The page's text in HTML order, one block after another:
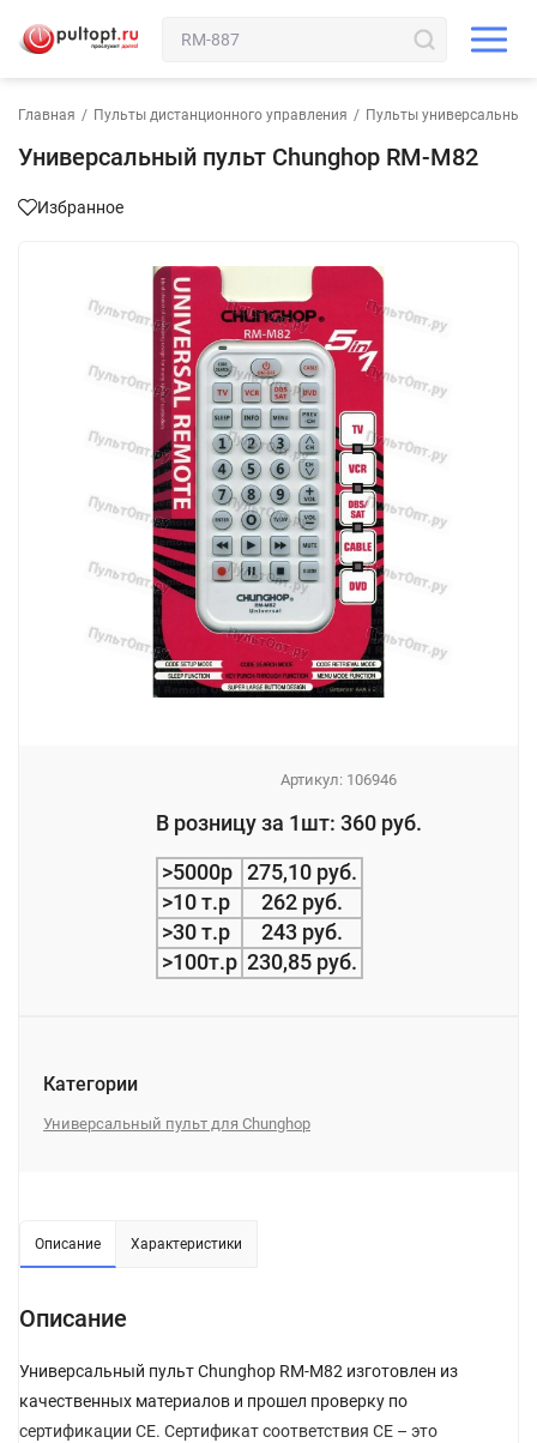
Главная / Пульты дистанционного управления / Пульты универсальные
Универсальный пульт Chunghop RM-M82
Избранное
Артикул: 106946
В розницу за 1шт: 360 руб.
>5000р 275,10 руб.
>10 т.р
262 руб.
>30 т.р
243 руб.
>100т.р 230,85 руб.
Категории
Универсальный пульт для Chunghop
Описание Характеристики
Описание
Универсальный пульт Chunghop RM-M82 изготовлен из
качественных материалов и прошел проверку по
сертификации CE. Сертификат соответствия СЕ – это